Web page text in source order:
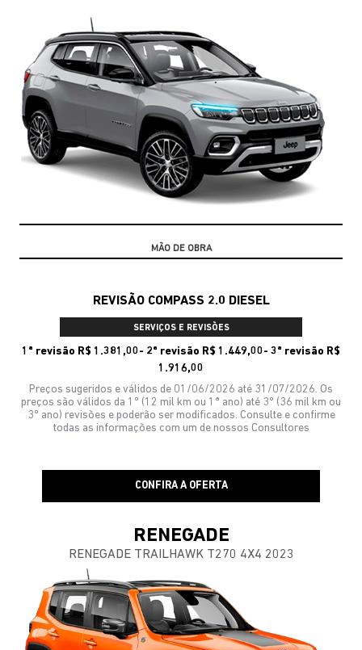
10% DE DESCONTO
REVISÃO COMPASS 2.0 DIESEL
SERVIÇOS E REVISÕES
1ª revisão R$ 1.381,00- 2ª revisão R$ 1.449,00- 3ª revisão R$
1.916,00
Preços sugeridos e válidos de 01/06/2026 até 31/07/2026. Os
preços são válidos da 1º (12 mil km ou 1ª ano) até 3º (36 mil km ou
3º ano) revisões e poderão ser modificados. Consulte e confirme
todas as informações com um de nossos Consultores
CONFIRA A OFERTA
RENEGADE
RENEGADE TRAILHAWK T270 4X4 2023